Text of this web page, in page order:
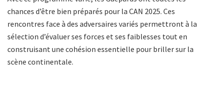
chances d’être bien préparés pour la CAN 2025. Ces
rencontres face à des adversaires variés permettront à la
sélection d’évaluer ses forces et ses faiblesses tout en
construisant une cohésion essentielle pour briller sur la
scène continentale.